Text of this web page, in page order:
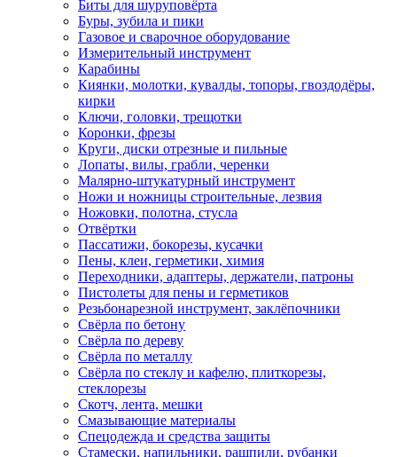
Биты для шуруповёрта
Буры, зубила и пики
Газовое и сварочное оборудование
Измерительный инструмент
Карабины
Киянки, молотки, кувалды, топоры, гвоздодёры,
кирки
Ключи, головки, трещотки
Коронки, фрезы
Круги, диски отрезные и пильные
Лопаты, вилы, грабли, черенки
Малярно-штукатурный инструмент
Ножи и ножницы строительные, лезвия
Ножовки, полотна, стусла
Отвёртки
Пассатижи, бокорезы, кусачки
Пены, клеи, герметики, химия
Переходники, адаптеры, держатели, патроны
Пистолеты для пены и герметиков
Резьбонарезной инструмент, заклёпочники
Свёрла по бетону
Свёрла по дереву
Свёрла по металлу
Свёрла по стеклу и кафелю, плиткорезы,
стеклорезы
Скотч, лента, мешки
Смазывающие материалы
Спецодежда и средства защиты
Стамески, напильники, рашпили, рубанки